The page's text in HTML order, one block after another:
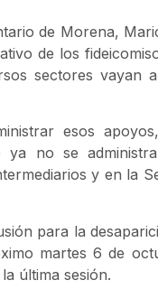
de Morena,
de los
sectores vayan
esos
no se
y en la
para la
martes 6 de
última sesión.